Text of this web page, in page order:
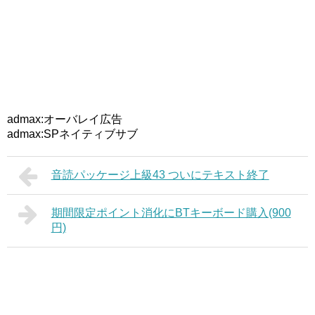
admax:オーバレイ広告
admax:SPネイティブサブ
音読パッケージ上級43 ついにテキスト終了
期間限定ポイント消化にBTキーボード購入(900
円)